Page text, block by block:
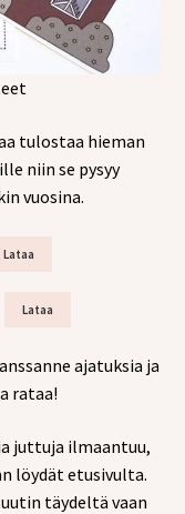
tulostaa hieman
niin se pysyy
vuosina.
Lataa
Lataa
ajatuksia ja
rataa!
juttuja ilmaantuu,
löydät etusivulta.
täydeltä vaan